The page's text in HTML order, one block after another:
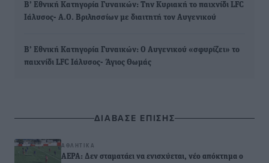
Β’ Εθνική Κατηγορία Γυναικών: Την Κυριακή το παιχνίδι LFC
Ιάλυσος- Α.Ο. Βριλησσίων με διαιτητή τον Αυγενικού
Β’ Εθνική Κατηγορία Γυναικών: Ο Αυγενικού «σφυρίζει» το
παιχνίδι LFC Ιάλυσος- Άγιος Θωμάς
ΔΙΑΒΑΣΕ ΕΠΙΣΗΣ
ΑΘΛΗΤΙΚΆ
ΑΕΡΑ: Δεν σταματάει να ενισχύεται, νέο απόκτημα ο